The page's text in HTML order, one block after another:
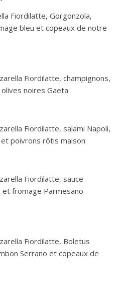
Fiordilatte, Gorgonzola,
bleu et copeaux de notre
Fiordilatte, champignons,
noires Gaeta
Fiordilatte, salami Napoli,
poivrons rôtis maison
Fiordilatte, sauce
fromage Parmesano
Fiordilatte, Boletus
Serrano et copeaux de